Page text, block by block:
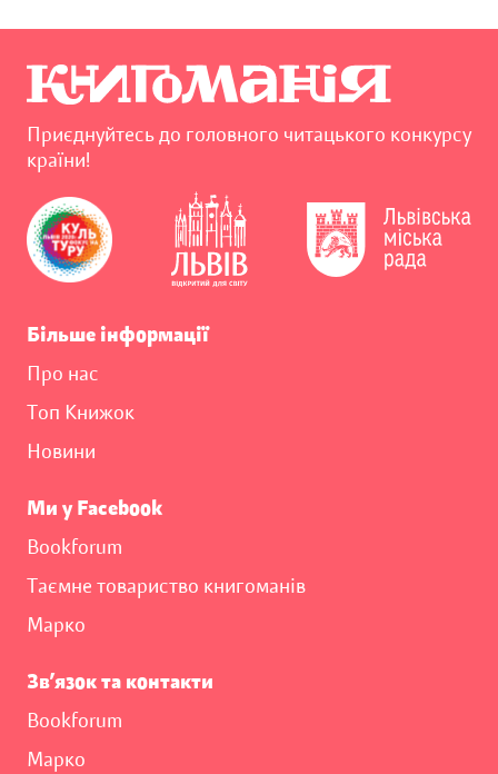
Приєднуйтесь до головного читацького конкурсу
країни!
Більше інформації
Про нас
Топ Книжок
Новини
Ми у Facebook
Bookforum
Таємне товариство книгоманів
Марко
Зв’язок та контакти
Bookforum
Марко